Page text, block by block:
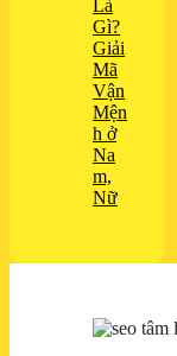
Là
Gì?
Giải
Mã
Vận
Mện
h ở
Na
m,
Nữ